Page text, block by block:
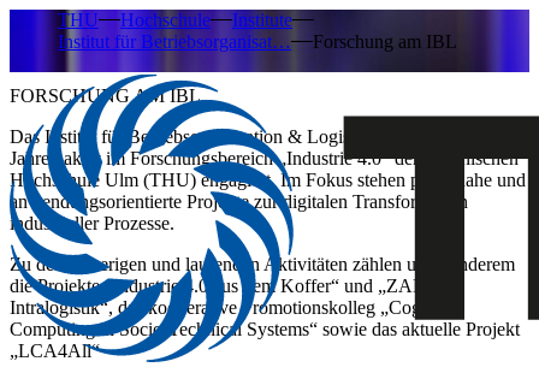
THU Hochschule
Institute
Institut für Betriebsorganisat…
Forschung am IBL
FORSCHUNG AM IBL
Das Institut für Betriebsorganisation & Logistik (IBL) ist seit vielen
Jahren aktiv im Forschungsbereich „Industrie 4.0“ der Technischen
Hochschule Ulm (THU) engagiert. Im Fokus stehen praxisnahe und
anwendungsorientierte Projekte zur digitalen Transformation
industrieller Prozesse.
Zu den bisherigen und laufenden Aktivitäten zählen unter anderem
die Projekte „Industrie 4.0 aus dem Koffer“ und „ZAFH
Intralogistik“, das kooperative Promotionskolleg „Cognitive
Computing in Socio-Technical Systems“ sowie das aktuelle Projekt
„LCA4All“